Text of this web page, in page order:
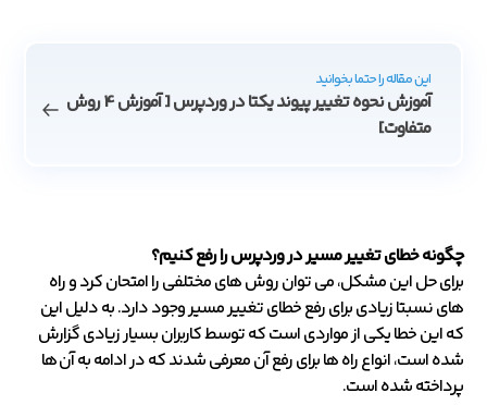
این مقاله را حتما بخوانید
آموزش نحوه تغییر پیوند یکتا در وردپرس [ آموزش 4 روش
متفاوت]
چگونه خطای تغییر مسیر در وردپرس را رفع کنیم؟
برای حل این مشکل، می توان روش های مختلفی را امتحان کرد و راه
های نسبتا زیادی برای رفع خطای تغییر مسیر وجود دارد. به دلیل این
که این خطا یکی از مواردی است که توسط کاربران بسیار زیادی گزارش
شده است، انواع راه ها برای رفع آن معرفی شدند که در ادامه به آن ها
پرداخته شده است.